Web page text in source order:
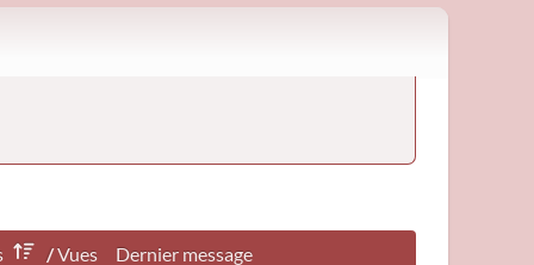
/Vues
Dernier message